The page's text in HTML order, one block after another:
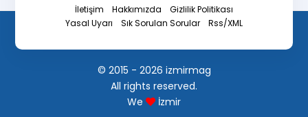
İletişim Hakkımızda
Gizlilik Politikası
Yasal Uyarı
Sık Sorulan Sorular Rss/XML
© 2015 - 2026 izmirmag
All rights reserved.
We
İzmir